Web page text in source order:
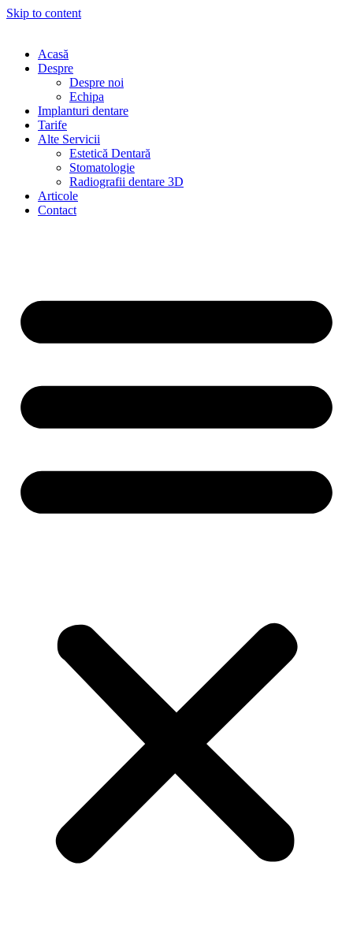
Skip to content
Acasă
Despre
Despre noi
Echipa
Implanturi dentare
Tarife
Alte Servicii
Estetică Dentară
Stomatologie
Radiografii dentare 3D
Articole
Contact